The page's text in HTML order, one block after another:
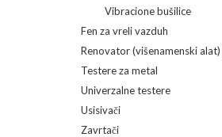
Vibracione bušilice
Fen za vreli vazduh
Renovator (višenamenski alat)
Testere za metal
Univerzalne testere
Usisivači
Zavrtači